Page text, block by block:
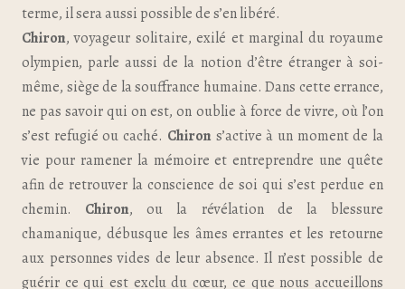
terme, il sera aussi possible de s’en libéré.
Chiron, voyageur solitaire, exilé et marginal du royaume
olympien, parle aussi de la notion d’être étranger à soi-
même, siège de la souffrance humaine. Dans cette errance,
ne pas savoir qui on est, on oublie à force de vivre, où l’on
s’est refugié ou caché. Chiron s’active à un moment de la
vie pour ramener la mémoire et entreprendre une quête
afin de retrouver la conscience de soi qui s’est perdue en
chemin. Chiron, ou la révélation de la blessure
chamanique, débusque les âmes errantes et les retourne
aux personnes vides de leur absence. Il n’est possible de
guérir ce qui est exclu du cœur, ce que nous accueillons